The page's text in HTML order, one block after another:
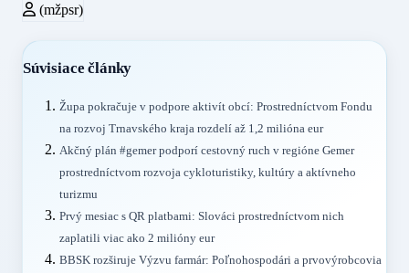
(mžpsr)
Súvisiace články
Župa pokračuje v podpore aktivít obcí: Prostredníctvom Fondu
na rozvoj Trnavského kraja rozdelí až 1,2 milióna eur
Akčný plán #gemer podporí cestovný ruch v regióne Gemer
prostredníctvom rozvoja cykloturistiky, kultúry a aktívneho
turizmu
Prvý mesiac s QR platbami: Slováci prostredníctvom nich
zaplatili viac ako 2 milióny eur
BBSK rozširuje Výzvu farmár: Poľnohospodári a prvovýrobcovia